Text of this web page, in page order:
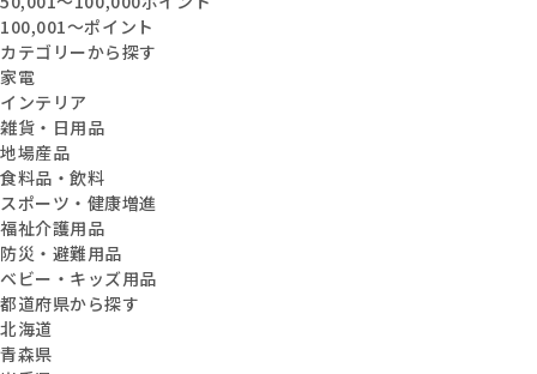
100,001〜ポイント
カテゴリーから探す
家電
インテリア
雑貨・日用品
地場産品
食料品・飲料
スポーツ・健康増進
福祉介護用品
防災・避難用品
ベビー・キッズ用品
都道府県から探す
北海道
青森県